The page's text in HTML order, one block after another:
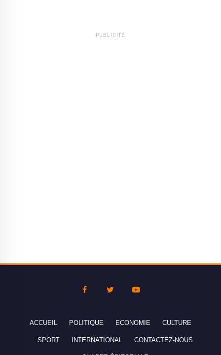
PUBLICITÉ
ACCUEIL POLITIQUE ECONOMIE CULTURE
SPORT INTERNATIONAL CONTACTEZ-NOUS